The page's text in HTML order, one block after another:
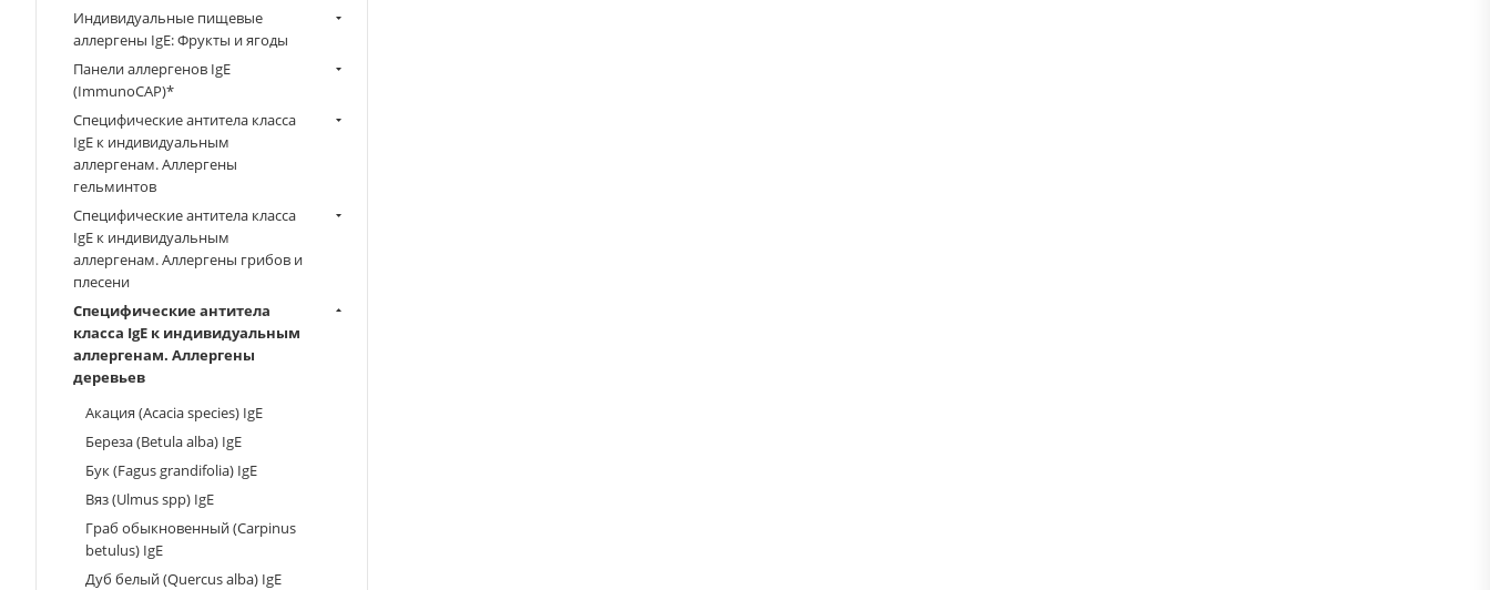
Индивидуальные пищевые
аллергены IgE: Фрукты и ягоды
Панели аллергенов IgE
(ImmunoCAP)*
Специфические антитела класса
IgE к индивидуальным
аллергенам. Аллергены
гельминтов
Специфические антитела класса
IgE к индивидуальным
аллергенам. Аллергены грибов и
плесени
Специфические антитела
класса IgE к индивидуальным
аллергенам. Аллергены
деревьев
Акация (Acacia species) IgE
Береза (Betula alba) IgE
Бук (Fagus grandifolia) IgE
Вяз (Ulmus spp) IgE
Граб обыкновенный (Carpinus
betulus) IgE
Дуб белый (Quercus alba) IgE